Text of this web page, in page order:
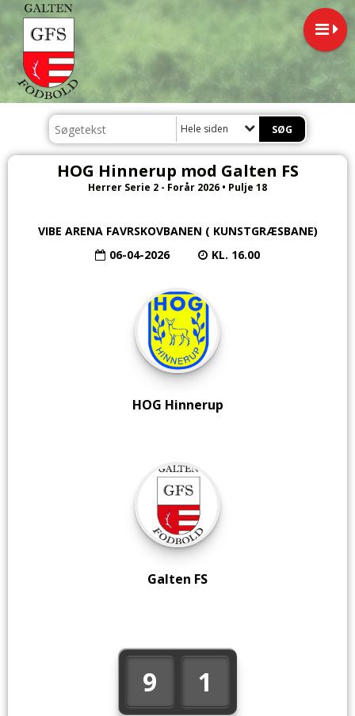
Hele siden
HOG Hinnerup mod Galten FS
Herrer Serie 2 - Forår 2026 • Pulje 18
VIBE ARENA FAVRSKOVBANEN ( KUNSTGRÆSBANE)
06-04-2026
KL. 16.00
HOG Hinnerup
9 1
Galten FS